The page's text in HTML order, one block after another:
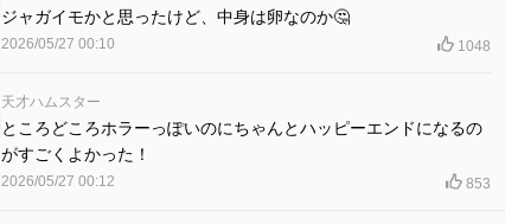
ジャガイモかと思ったけど、中身は卵なのか🤔
2026/05/27 00:10 1048
天才ハムスター
ところどころホラーっぽいのにちゃんとハッピーエンドになるの
がすごくよかった！
2026/05/27 00:12 853